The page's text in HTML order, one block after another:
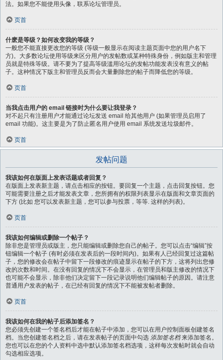
法。如果您不能使用头像，联系论坛管理员。
页首
什麽是等级？如何改变我的等级？
一般您不能直接更改您的等级 (等级一般显示在阅读主题页面中您的用户名下
方)。大多数论坛使用等级来区分用户的发帖数或某种特殊身份，例如版主和管理
员就是特殊等级。请不要为了提高等级滥用论坛的发帖功能发表没有意义的帖
子。这种情况下版主和管理员反而会大量删除您的帖子而降低您的等级。
页首
当我点击用户的 email 链接时为什么要让我登录？
对不起只有注册用户才能通过论坛发送 email 给其他用户 (如果管理员启用了
email 功能)。这主要是为了防止匿名用户使用 email 系统发送垃圾邮件。
页首
发帖问题
我该如何在版面上发表话题或者回复？
在版面上发表新主题，请点击相应的按钮。要回复一个主题，点击回复按钮。您
可能需要注册之后才能发表文章，您所拥有的权限列表显示在版面和文章页面的
下方 (比如 您可以发表新主题，您可以参与投票，等等. 这样的列表)。
页首
我该如何编辑或删除一个帖子？
除非您是管理员或版主，您只能编辑或删除您自己的帖子。您可以点击“编辑”按
钮编辑一个帖子 (有时必须在发表后的一段时间内)。如果有人已经回复过这篇帖
子，您的修改会在帖子中留下一段修改的痕迹显示在帖子的下方，这将列出您修
改的次数和时间。在没有回复的情况下不会显示，在管理员和版主修改的情况下
也可能不会显示，除非他们决定留下一段记录说明他们编辑帖子的原因。请注意
普通用户发表的帖子，在已经有回复的情况下不能被发帖者删除。
页首
我该如何在我的帖子后添加签名？
您必须先创建一个签名档后才能在帖子中添加，您可以在用户控制面板创建签名
档。当您创建签名档之后，请在发表帖子的页面中勾选 添加签名档来添加签名。
您也可以在您的个人资料中选中默认添加签名档选项，这样每次发帖时就会自动
勾选相应选项。